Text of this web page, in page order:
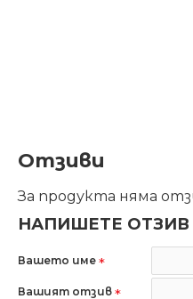
Отзиви
За продукта няма
НАПИШЕТЕ ОТЗИВ
Вашето име
Вашият отзив